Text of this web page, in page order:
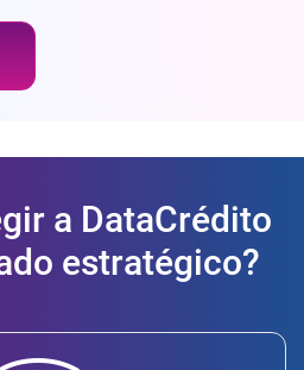
a DataCrédito
estratégico?